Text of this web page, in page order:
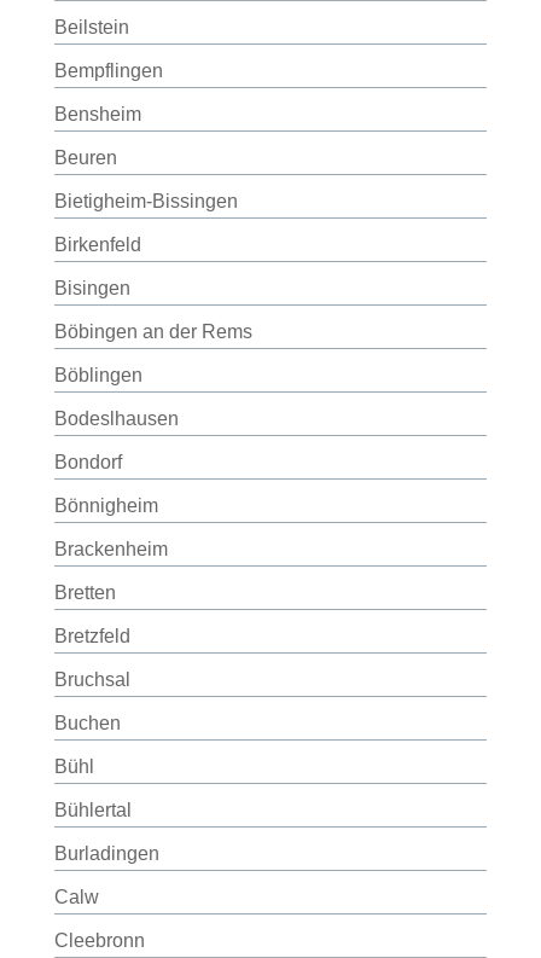
Beilstein
Bempflingen
Bensheim
Beuren
Bietigheim-Bissingen
Birkenfeld
Bisingen
Böbingen an der Rems
Böblingen
Bodeslhausen
Bondorf
Bönnigheim
Brackenheim
Bretten
Bretzfeld
Bruchsal
Buchen
Bühl
Bühlertal
Burladingen
Calw
Cleebronn